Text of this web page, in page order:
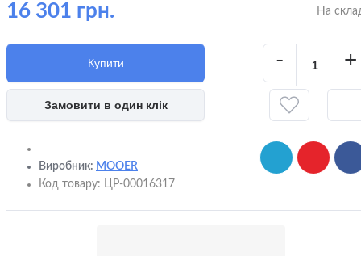
16 301 грн. На
Купити - +
Замовити в один клік
Виробник: MOOER
Код товару: ЦР-00016317